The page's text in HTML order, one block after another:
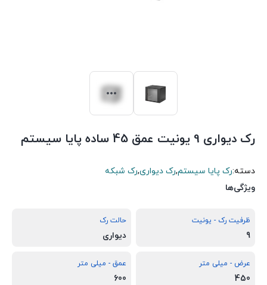
رک دیواری 9 یونیت عمق 45 ساده پایا سیستم
دسته:رک پایا سیستم,رک دیواری,رک شبکه
ویژگی‌ها
ظرفیت رک - یونیت
9
حالت رک
دیواری
عرض - میلی متر
450
عمق - میلی متر
600